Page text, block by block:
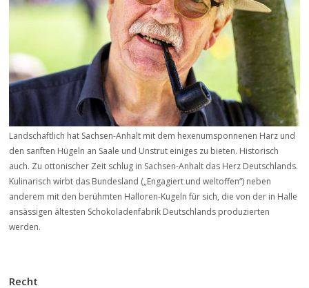
Landschaftlich hat Sachsen-Anhalt mit dem hexenumsponnenen Harz und
den sanften Hügeln an Saale und Unstrut einiges zu bieten. Historisch
auch. Zu ottonischer Zeit schlug in Sachsen-Anhalt das Herz Deutschlands.
Kulinarisch wirbt das Bundesland („Engagiert und weltoffen“) neben
anderem mit den berühmten Halloren-Kugeln für sich, die von der in Halle
ansässigen ältesten Schokoladenfabrik Deutschlands produzierten
werden.
Recht